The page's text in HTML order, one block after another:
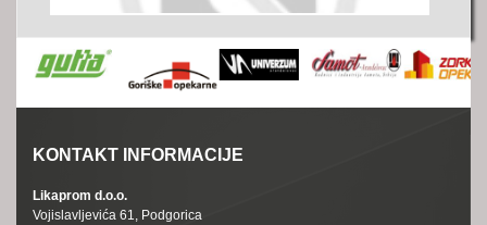
KONTAKT INFORMACIJE
Likaprom d.o.o.
Vojislavljevića 61, Podgorica